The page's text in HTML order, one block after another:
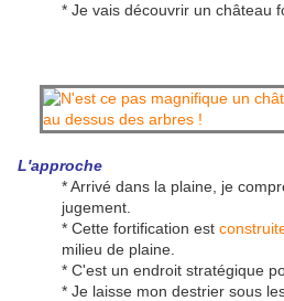
* Je vais découvrir un château
L'approche
* Arrivé dans la plaine, je
jugement.
* Cette fortification est
milieu de plaine.
* C'est un endroit stratégique
* Je laisse mon destrier sous